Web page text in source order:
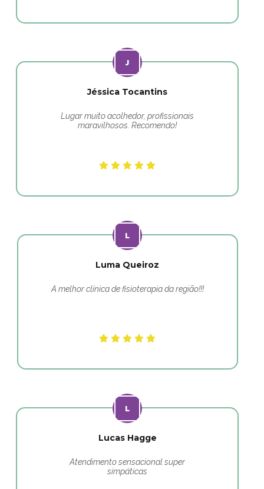
Jéssica Tocantins
Lugar muito acolhedor, profissionais
maravilhosos. Recomendo!
Luma Queiroz
A melhor clínica de fisioterapia da região!!!
Lucas Hagge
Atendimento sensacional super
simpáticas